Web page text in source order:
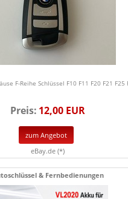
F-Reihe Schlüssel F10 F11 F20 F21 F25
Preis: 12,00 EUR
zum Angebot
eBay.de (*)
& Fernbedienungen